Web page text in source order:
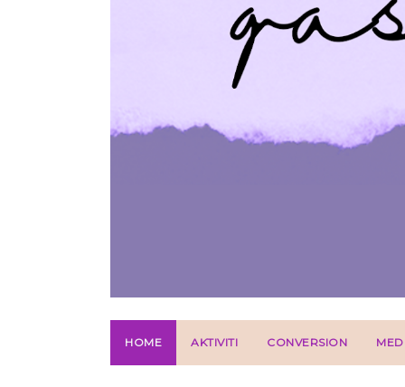
HOME AKTIVITI CONVERSION